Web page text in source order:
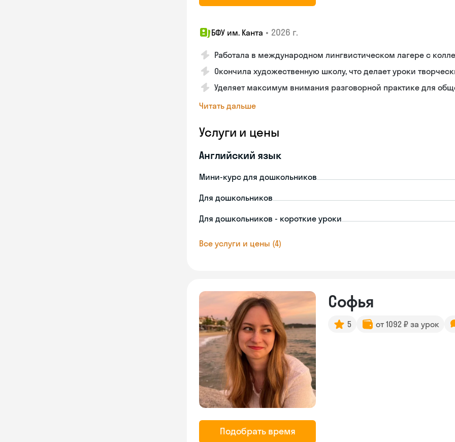
БФУ им. Канта • 2026 г.
Работала в международном лингвистическом лагере с
Окончила художественную школу, что делает уроки
Уделяет максимум внимания разговорной практике для
Читать дальше
Услуги и цены
Английский язык
Мини-курс для дошкольников
Для дошкольников
Для дошкольников - короткие уроки
Все услуги и цены (4)
Подобрать время
Софья
5 от 1092 ₽ за урок